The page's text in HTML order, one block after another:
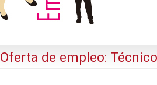
Oferta de empleo: